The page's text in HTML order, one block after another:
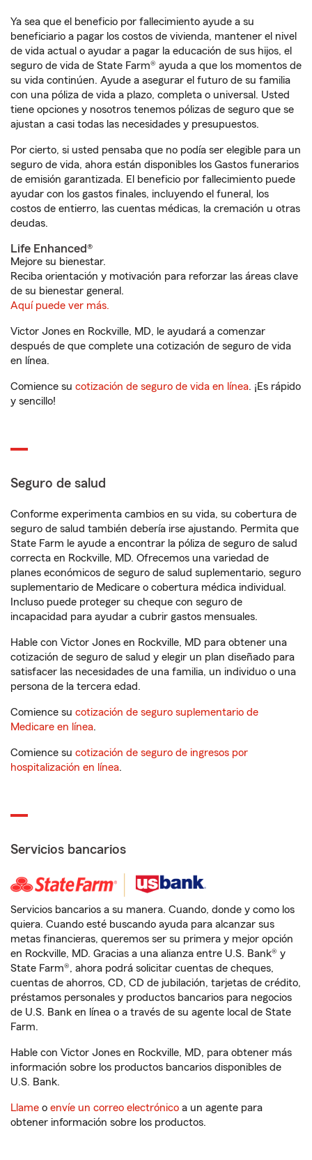
Ya sea que el beneficio por fallecimiento ayude a su
beneficiario a pagar los costos de vivienda, mantener el nivel
de vida actual o ayudar a pagar la educación de sus hijos, el
seguro de vida de State Farm® ayuda a que los momentos de
su vida continúen. Ayude a asegurar el futuro de su familia
con una póliza de vida a plazo, completa o universal. Usted
tiene opciones y nosotros tenemos pólizas de seguro que se
ajustan a casi todas las necesidades y presupuestos.
Por cierto, si usted pensaba que no podía ser elegible para un
seguro de vida, ahora están disponibles los Gastos funerarios
de emisión garantizada. El beneficio por fallecimiento puede
ayudar con los gastos finales, incluyendo el funeral, los
costos de entierro, las cuentas médicas, la cremación u otras
deudas.
Life Enhanced®
Mejore su bienestar.
Reciba orientación y motivación para reforzar las áreas clave
de su bienestar general.
Aquí puede ver más.
Victor Jones en Rockville, MD, le ayudará a comenzar
después de que complete una cotización de seguro de vida
en línea.
Comience su cotización de seguro de vida en línea. ¡Es rápido
y sencillo!
Seguro de salud
Conforme experimenta cambios en su vida, su cobertura de
seguro de salud también debería irse ajustando. Permita que
State Farm le ayude a encontrar la póliza de seguro de salud
correcta en Rockville, MD. Ofrecemos una variedad de
planes económicos de seguro de salud suplementario, seguro
suplementario de Medicare o cobertura médica individual.
Incluso puede proteger su cheque con seguro de
incapacidad para ayudar a cubrir gastos mensuales.
Hable con Victor Jones en Rockville, MD para obtener una
cotización de seguro de salud y elegir un plan diseñado para
satisfacer las necesidades de una familia, un individuo o una
persona de la tercera edad.
Comience su cotización de seguro suplementario de
Medicare en línea.
Comience su cotización de seguro de ingresos por
hospitalización en línea.
Servicios bancarios
Servicios bancarios a su manera. Cuando, donde y como los
quiera. Cuando esté buscando ayuda para alcanzar sus
metas financieras, queremos ser su primera y mejor opción
en Rockville, MD. Gracias a una alianza entre U.S. Bank® y
State Farm®, ahora podrá solicitar cuentas de cheques,
cuentas de ahorros, CD, CD de jubilación, tarjetas de crédito,
préstamos personales y productos bancarios para negocios
de U.S. Bank en línea o a través de su agente local de State
Farm.
Hable con Victor Jones en Rockville, MD, para obtener más
información sobre los productos bancarios disponibles de
U.S. Bank.
Llame o envíe un correo electrónico a un agente para
obtener información sobre los productos.